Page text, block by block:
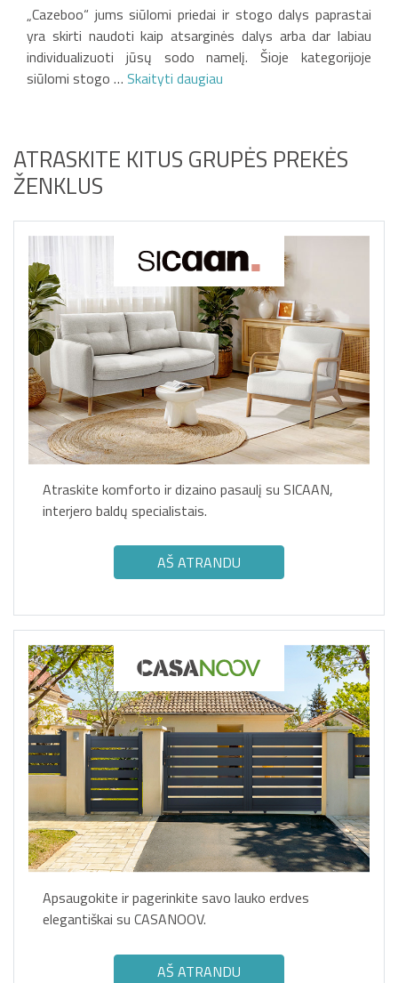
AGOSTA ir SANTA pergolėmis papildomam privatumui
Visiškai uždaro vieną pusę iki
3 m
„Cazeboo“ jums siūlomi priedai ir stogo dalys paprastai
yra skirti naudoti kaip atsarginės dalys arba dar labiau
individualizuoti jūsų sodo namelį. Šioje kategorijoje
siūlomi stogo … Skaityti daugiau
ATRASKITE KITUS GRUPĖS PREKĖS
ŽENKLUS
Atraskite komforto ir dizaino pasaulį su SICAAN,
interjero baldų specialistais.
AŠ ATRANDU
Apsaugokite ir pagerinkite savo lauko erdves
elegantiškai su CASANOOV.
AŠ ATRANDU